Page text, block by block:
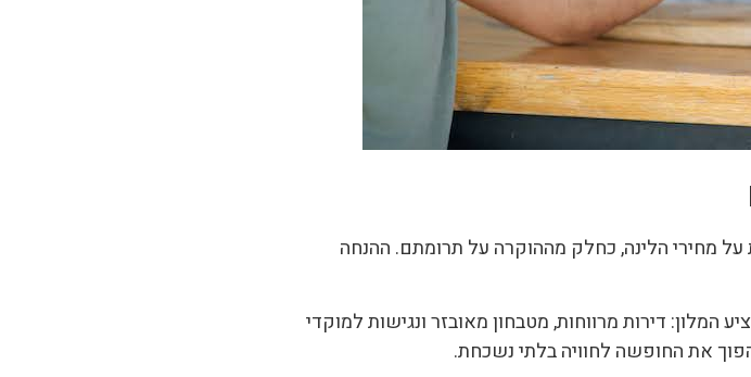
על מחירי הלינה, כחלק מההוקרה על תרומתם. ההנחה
דירות מרווחות, מטבחון מאובזר ונגישות למוקדי
את החופשה לחוויה בלתי נשכחת.